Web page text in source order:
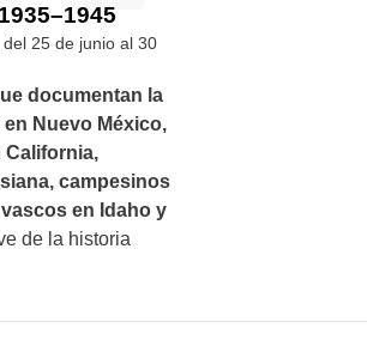
25 de junio al 30
documentan la
Nuevo México,
California,
campesinos
en Idaho y
de la historia